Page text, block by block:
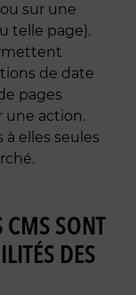
sur une
telle page).
de date
pages
une action.
elles seules
CMS SONT
DES